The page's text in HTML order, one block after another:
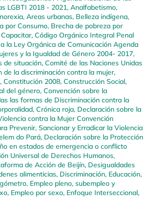
LGBTI 2018 - 2021, Analfabetismo,
, Areas urbanas, Belleza indígena,
por Consumo, Brecha de pobreza por
Capacitar, Código Orgánico Integral Penal
la Ley Orgánica de Comunicación Agenda
y la Igualdad de Género 2004- 2017,
de situación, Comité de las Naciones Unidas
de la discriminación contra la mujer,
, Constitución 2008, Construcción Social,
del género, Convención sobre la
las formas de Discriminación contra la
, Crónica roja, Declaración sobre la
contra la Mujer Convención
Prevenir, Sancionar y Erradicar la Violencia
do Pará, Declaración sobre la Protección
en estados de emergencia o conflicto
Universal de Derechos Humanos,
de Acción de Beijín, Desigualdades
alimenticias, Discriminación, Educación,
, Empleo pleno, subempleo y
, Empleo por sexo, Enfoque Interseccional,